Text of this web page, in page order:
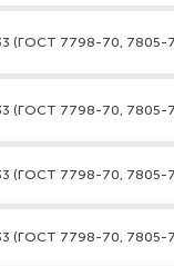
(ГОСТ 7798-70, 7805-
(ГОСТ 7798-70, 7805-
(ГОСТ 7798-70, 7805-
(ГОСТ 7798-70, 7805-